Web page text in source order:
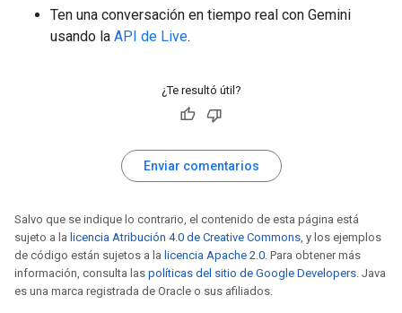
Ten una conversación en tiempo real con Gemini
usando la API de Live.
¿Te resultó útil?
Enviar comentarios
Salvo que se indique lo contrario, el contenido de esta página está
sujeto a la licencia Atribución 4.0 de Creative Commons, y los ejemplos
de código están sujetos a la licencia Apache 2.0. Para obtener más
información, consulta las políticas del sitio de Google Developers. Java
es una marca registrada de Oracle o sus afiliados.